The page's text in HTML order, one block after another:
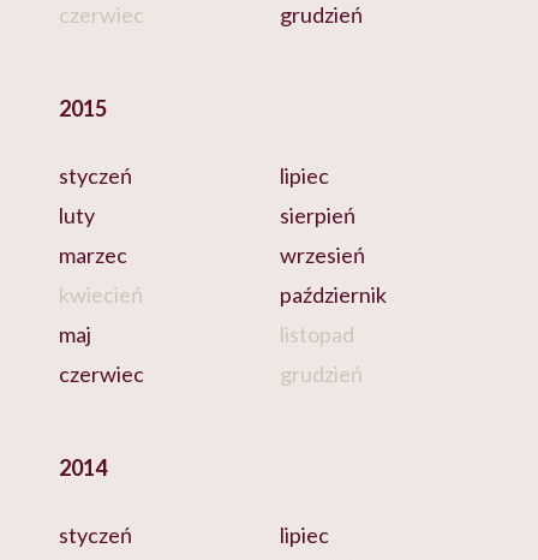
czerwiec
grudzień
2015
styczeń
luty
marzec
kwiecień
maj
czerwiec
lipiec
sierpień
wrzesień
październik
listopad
grudzień
2014
styczeń
lipiec